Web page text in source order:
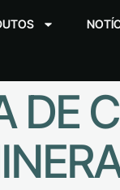
DE